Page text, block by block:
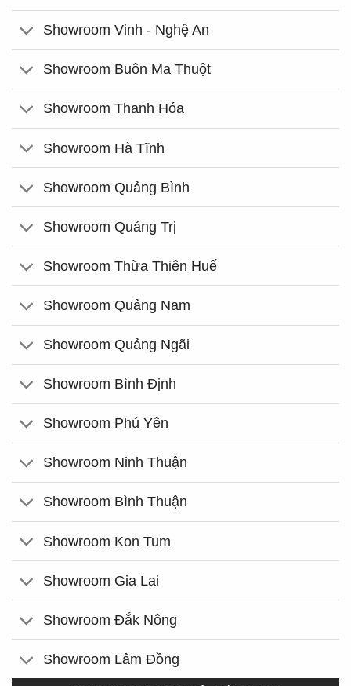
Showroom Vinh - Nghệ An
Showroom Buôn Ma Thuột
Showroom Thanh Hóa
Showroom Hà Tĩnh
Showroom Quảng Bình
Showroom Quảng Trị
Showroom Thừa Thiên Huế
Showroom Quảng Nam
Showroom Quảng Ngãi
Showroom Bình Định
Showroom Phú Yên
Showroom Ninh Thuận
Showroom Bình Thuận
Showroom Kon Tum
Showroom Gia Lai
Showroom Đắk Nông
Showroom Lâm Đồng